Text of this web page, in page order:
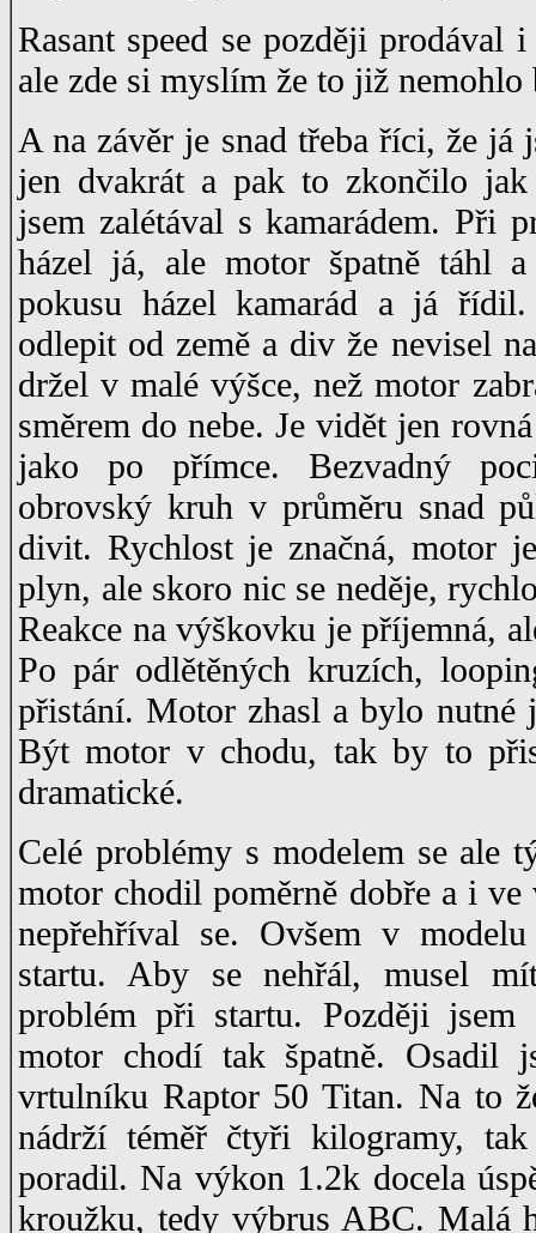
Rasant speed se později prodával
ale zde si myslím že to již
A na závěr je snad třeba říci, že já
jen dvakrát a pak to zkončilo
jsem zalétával s kamarádem. Při
házel já, ale motor špatně táhl
pokusu házel kamarád a já řídil.
odlepit od země a div že nevisel
držel v malé výšce, než motor
směrem do nebe. Je vidět jen
jako po přímce. Bezvadný
obrovský kruh v průměru snad
divit. Rychlost je značná, motor
plyn, ale skoro nic se neděje,
Reakce na výškovku je příjemná,
Po pár odlětěných kruzích,
přistání. Motor zhasl a bylo
Být motor v chodu, tak by to
dramatické.
Celé problémy s modelem se ale
motor chodil poměrně dobře a i
nepřehříval se. Ovšem v
startu. Aby se nehřál, musel
problém při startu. Později
motor chodí tak špatně. Osadil
vrtulníku Raptor 50 Titan. Na to
nádrží téměř čtyři kilogramy,
poradil. Na výkon 1.2k docela
kroužku, tedy výbrus ABC. Malá